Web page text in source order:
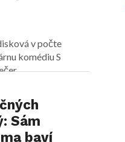
v počte
komédiu S
Sám
baví